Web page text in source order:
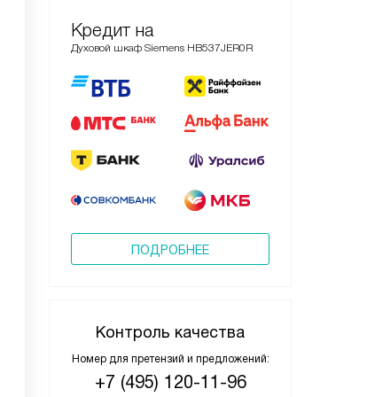
Кредит на
Духовой шкаф Siemens HB537JER0R
ПОДРОБНЕЕ
Контроль качества
Номер для претензий и предложений:
+7 (495) 120-11-96